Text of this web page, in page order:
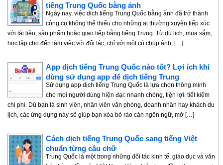
tiếng Trung Quốc bằng ảnh
Ngày nay, việc dịch tiếng Trung Quốc bằng ảnh đã trở thành
công cụ không thể thiếu cho những ai thường xuyên tiếp xúc
với tài liệu, sản phẩm hoặc giao tiếp bằng tiếng Trung. Từ du lịch, mua sắm,
học tập cho đến làm việc với đối tác, chỉ với một cú chụp ảnh, […]
App dịch tiếng Trung Quốc nào tốt? Lợi ích khi
dùng sử dụng app để dịch tiếng Trung
Sử dụng app dịch tiếng Trung Quốc là lựa chọn thông minh
cho mọi người dùng hiện đại: nhanh chóng, tiện lợi, tiết kiệm
chi phí. Dù bạn là sinh viên, nhân viên văn phòng, doanh nhân hay khách du
lịch, các ứng dụng này sẽ giúp bạn xóa bỏ rào cản ngôn ngữ, mở […]
Cách dịch tiếng Trung Quốc sang tiếng Việt
chuẩn từng câu chữ
Trung Quốc là một trong những đối tác kinh tế, giáo dục và văn